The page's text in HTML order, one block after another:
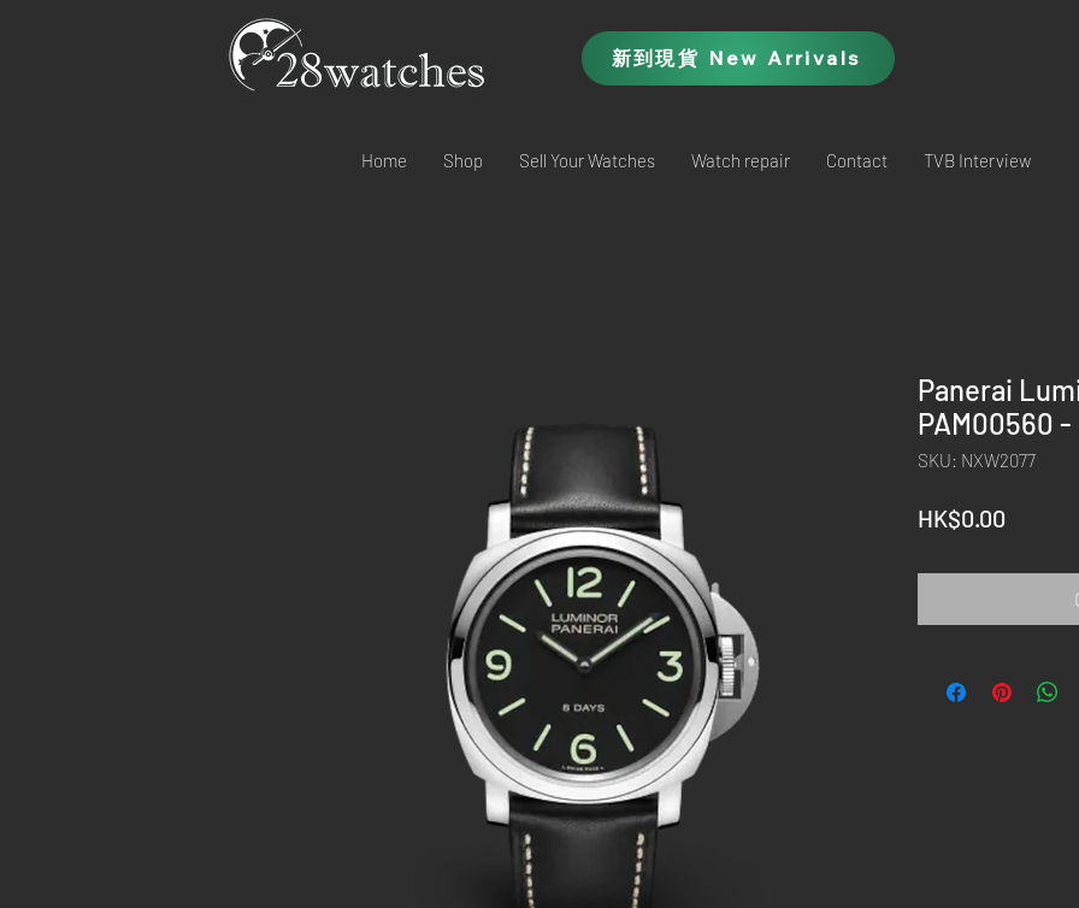
新到現貨 New Arrivals
Home Shop Sell Your Watches Watch repair Contact TVB Interview
Panerai
PAM00560 -
SKU: NXW2077
HK$0.00